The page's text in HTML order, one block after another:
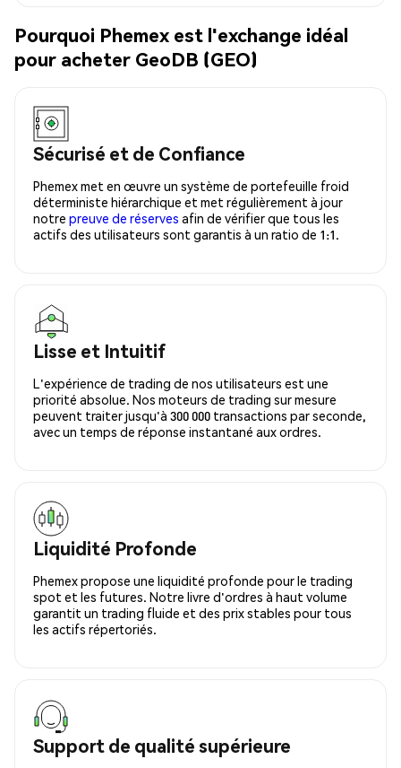
Pourquoi Phemex est l'exchange idéal
pour acheter GeoDB (GEO)
Sécurisé et de Confiance
Phemex met en œuvre un système de portefeuille froid
déterministe hiérarchique et met régulièrement à jour
notre preuve de réserves afin de vérifier que tous les
actifs des utilisateurs sont garantis à un ratio de 1:1.
Lisse et Intuitif
L'expérience de trading de nos utilisateurs est une
priorité absolue. Nos moteurs de trading sur mesure
peuvent traiter jusqu'à 300 000 transactions par seconde,
avec un temps de réponse instantané aux ordres.
Liquidité Profonde
Phemex propose une liquidité profonde pour le trading
spot et les futures. Notre livre d'ordres à haut volume
garantit un trading fluide et des prix stables pour tous
les actifs répertoriés.
Support de qualité supérieure